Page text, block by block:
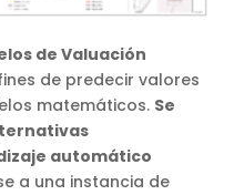
de Valuación
de predecir valores
matemáticos. Se
automático
a una instancia de